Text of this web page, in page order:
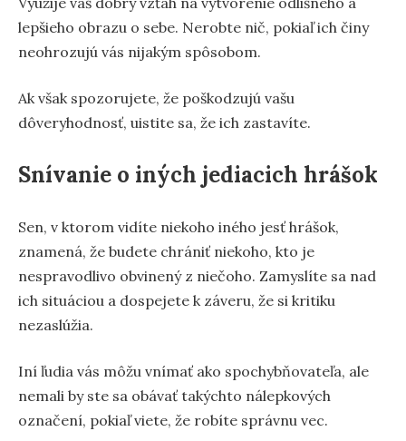
lepšieho obrazu o sebe. Nerobte nič, pokiaľ ich činy
neohrozujú vás nijakým spôsobom.
Ak však spozorujete, že poškodzujú vašu
dôveryhodnosť, uistite sa, že ich zastavíte.
Snívanie o iných jediacich hrášok
Sen, v ktorom vidíte niekoho iného jesť hrášok,
znamená, že budete chrániť niekoho, kto je
nespravodlivo obvinený z niečoho. Zamyslíte sa nad
ich situáciou a dospejete k záveru, že si kritiku
nezaslúžia.
Iní ľudia vás môžu vnímať ako spochybňovateľa, ale
nemali by ste sa obávať takýchto nálepkových
označení, pokiaľ viete, že robíte správnu vec.